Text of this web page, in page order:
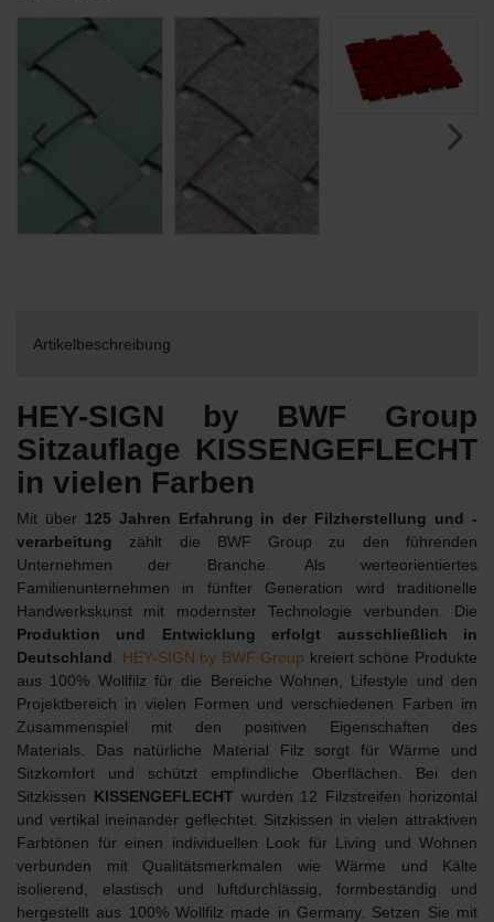
Artikelbeschreibung
HEY-SIGN by BWF Group
Sitzauflage KISSENGEFLECHT
in vielen Farben
Mit über 125 Jahren Erfahrung in der Filzherstellung und -
verarbeitung zählt die BWF Group zu den führenden
Unternehmen der Branche. Als werteorientiertes
Familienunternehmen in fünfter Generation wird traditionelle
Handwerkskunst mit modernster Technologie verbunden. Die
Produktion und Entwicklung erfolgt ausschließlich in
Deutschland
HEY-SIGN by BWF Group kreiert schöne Produkte
aus 100% Wollfilz für die Bereiche Wohnen, Lifestyle und den
Projektbereich in vielen Formen und verschiedenen Farben im
Zusammenspiel mit den positiven Eigenschaften des
Materials. Das natürliche Material Filz sorgt für Wärme und
Sitzkomfort und schützt empfindliche Oberflächen. Bei den
Sitzkissen KISSENGEFLECHT wurden 12 Filzstreifen horizontal
und vertikal ineinander geflechtet. Sitzkissen in vielen attraktiven
Farbtönen für einen individuellen Look für Living und Wohnen
verbunden mit Qualitätsmerkmalen wie Wärme und Kälte
isolierend, elastisch und luftdurchlässig, formbeständig und
hergestellt aus 100% Wollfilz made in Germany. Setzen Sie mit